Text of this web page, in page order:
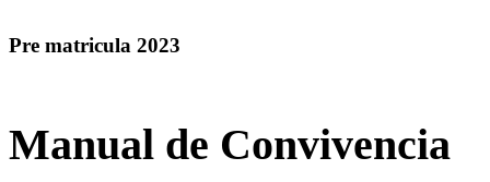
Pre matricula 2023
Manual de Convivencia